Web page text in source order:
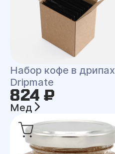
Набор кофе в дрипах
Dripmate
824 ₽
Мед